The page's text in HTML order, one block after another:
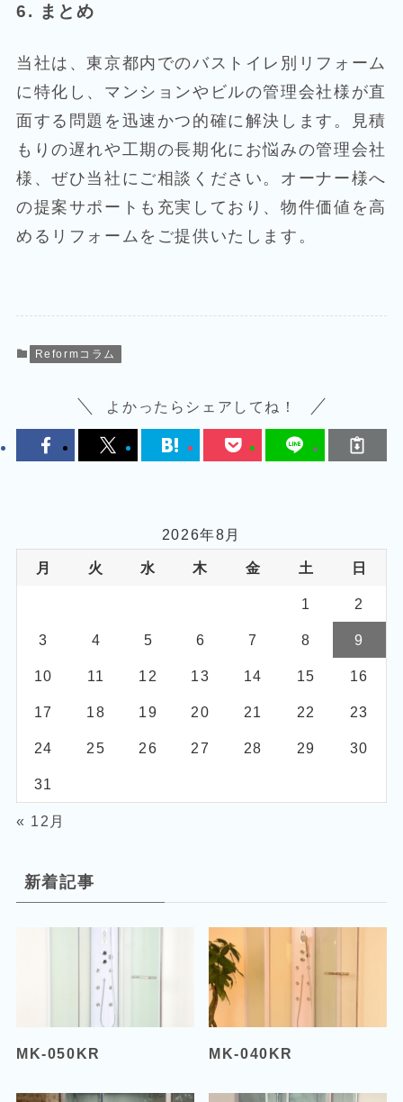
6. まとめ
当社は、東京都内でのバストイレ別リフォーム
に特化し、マンションやビルの管理会社様が直
面する問題を迅速かつ的確に解決します。見積
もりの遅れや工期の長期化にお悩みの管理会社
様、ぜひ当社にご相談ください。オーナー様へ
の提案サポートも充実しており、物件価値を高
めるリフォームをご提供いたします。
Reformコラム
よかったらシェアしてね！
2026年8月
月 火 水 木 金 土 日
1 2
3 4 5 6 7 8 9
10 11 12 13 14 15 16
17 18 19 20 21 22 23
24 25 26 27 28 29 30
31
« 12月
新着記事
MK-050KR MK-040KR